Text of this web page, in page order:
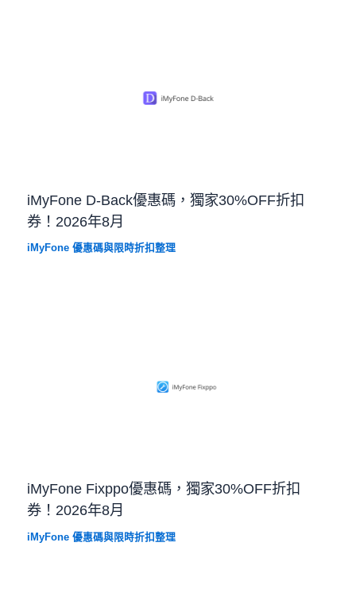
iMyFone D-Back優惠碼，獨家30%OFF折扣
券！2026年8月
iMyFone 優惠碼與限時折扣整理
iMyFone Fixppo優惠碼，獨家30%OFF折扣
券！2026年8月
iMyFone 優惠碼與限時折扣整理